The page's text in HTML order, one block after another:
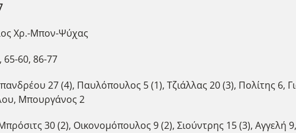
Χρ.-Μπον-Ψύχας
65-60, 86-77
27 (4), Παυλόπουλος 5 (1), Τζιάλλας 20 (3), Πολίτης 6,
Μπουργάνος 2
30 (2), Οικονομόπουλος 9 (2), Σιούντρης 15 (3),